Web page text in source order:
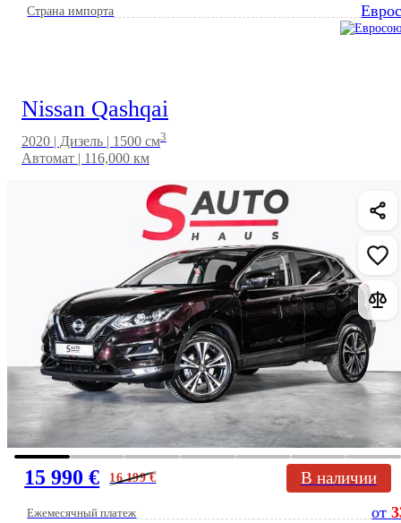
Страна импорта
Nissan Qashqai
2020 | Дизель | 1500 см3
Автомат | 116,000 км
15 990 € 16 199€ В наличии
Ежемесячный платеж от